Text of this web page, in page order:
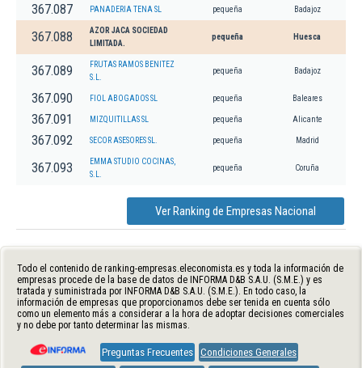
367.087 PANADERIA TENA SL pequeña Badajoz
367.088
AZOR JACA SOCIEDAD
LIMITADA.
pequeña Huesca
367.089
FRUTAS RAMOS BENITEZ
S.L.
pequeña Badajoz
367.090 FIOL ABOGADOS SL pequeña Baleares
367.091 MIZQUITILLAS SL pequeña Alicante
367.092 SECOR ASESORES SL. pequeña Madrid
367.093
EMMA STUDIO COCINAS,
S.L.
pequeña Coruña
Ver Ranking de Empresas Nacional
Todo el contenido de ranking-empresas.eleconomista.es y toda la información de
empresas procede de la base de datos de INFORMA D&B S.A.U. (S.M.E.) y es
tratada y suministrada por INFORMA D&B S.A.U. (S.M.E.). En todo caso, la
información de empresas que proporcionamos debe ser tenida en cuenta sólo
como un elemento más a considerar a la hora de adoptar decisiones comerciales
y no debe por tanto determinar las mismas.
Preguntas Frecuentes Condiciones Generales